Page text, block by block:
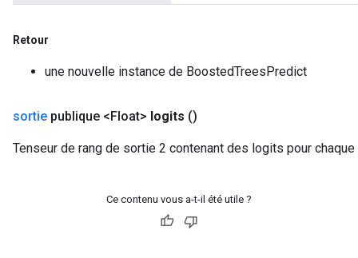
Retour
une nouvelle instance de BoostedTreesPredict
sortie publique <Float> logits ()
Tenseur de rang de sortie 2 contenant des logits pour
Ce contenu vous a-t-il été utile ?